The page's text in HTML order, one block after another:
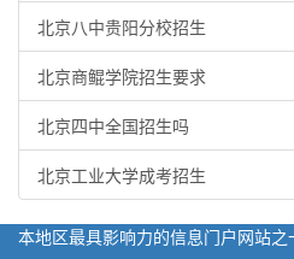
北京八中贵阳分校招生
北京商鲲学院招生要求
北京四中全国招生吗
北京工业大学成考招生
本地区最具影响力的信息门户网站